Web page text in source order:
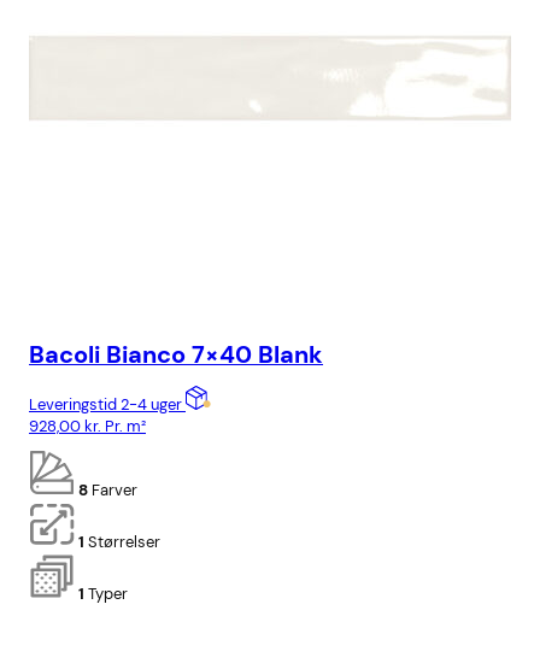
Bacoli Bianco 7×40 Blank
Leveringstid 2-4 uger
928,00kr. Pr. m²
8 Farver
1 Størrelser
1 Typer